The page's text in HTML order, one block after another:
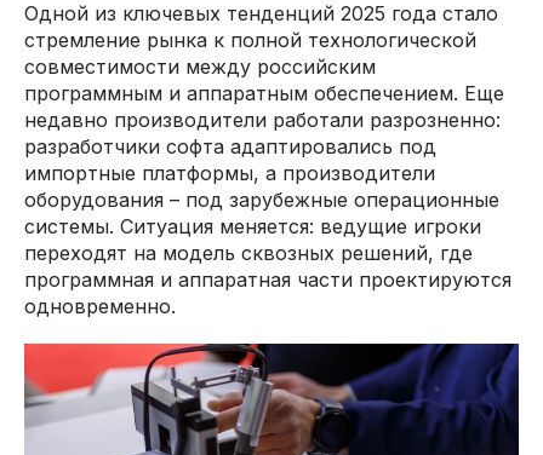
Одной из ключевых тенденций 2025 года стало
стремление рынка к полной технологической
совместимости между российским
программным и аппаратным обеспечением. Еще
недавно производители работали разрозненно:
разработчики софта адаптировались под
импортные платформы, а производители
оборудования – под зарубежные операционные
системы. Ситуация меняется: ведущие игроки
переходят на модель сквозных решений, где
программная и аппаратная части проектируются
одновременно.